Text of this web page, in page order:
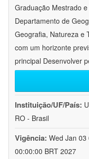
Graduação Mestrado
Departamento de
Geografia, Natureza e
com um horizonte
principal Desenvolver
Instituição/UF/País:
RO - Brasil
Vigência: Wed Jan 03
00:00:00 BRT 2027